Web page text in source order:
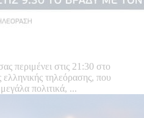
περιμένει στις 21:30 στο
ελληνικής τηλεόρασης, που
πολιτικά, ...